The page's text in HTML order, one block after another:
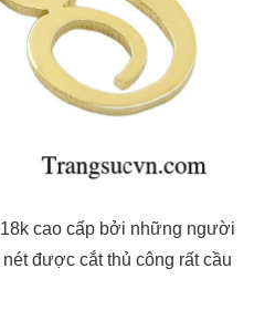
cao cấp bởi những người
được cắt thủ công rất cầu